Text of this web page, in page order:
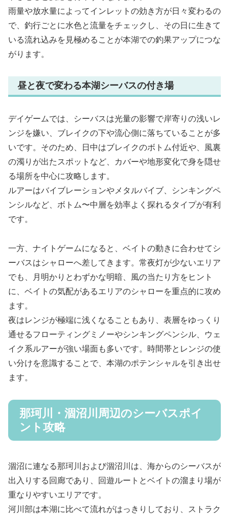
雨量や放水量によってインレットの効き方が日々変わるの
で、釣行ごとに水色と流量をチェックし、その日に生きて
いる流れ込みを見極めることが本湖での釣果アップにつな
がります。
昼と夜で変わる本湖シーバスの付き場
デイゲームでは、シーバスは光量の影響で岸寄りの浅いレ
ンジを嫌い、ブレイクの下や流心側に落ちていることが多
いです。そのため、日中はブレイクのボトム付近や、風裏
の濁りが出たスポットなど、カバーや地形変化で身を隠せ
る場所を中心に攻略します。
ルアーはバイブレーションやメタルバイブ、シンキングペ
ンシルなど、ボトム〜中層を効率よく探れるタイプが有利
です。
一方、ナイトゲームになると、ベイトの動きに合わせてシ
ーバスはシャローへ差してきます。常夜灯が少ないエリア
でも、月明かりとわずかな明暗、風の当たり方をヒント
に、ベイトの気配があるエリアのシャローを重点的に攻め
ます。
夜はレンジが極端に浅くなることもあり、表層をゆっくり
通せるフローティングミノーやシンキングペンシル、ウェ
イク系ルアーが強い場面も多いです。時間帯とレンジの使
い分けを意識することで、本湖のポテンシャルを引き出せ
ます。
那珂川・涸沼川周辺のシーバスポイ
ント攻略
涸沼に連なる那珂川および涸沼川は、海からのシーバスが
出入りする回廊であり、回遊ルートとベイトの溜まり場が
重なりやすいエリアです。
河川部は本湖に比べて流れがはっきりしており、ストラク